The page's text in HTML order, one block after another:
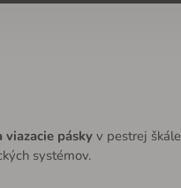
viazacie páskyv pestrej škále
systémov.